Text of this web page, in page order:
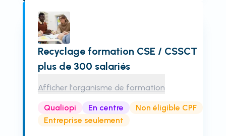
Recyclage formation CSE / CSSCT
plus de 300 salariés
Afficher l'organisme de formation
Qualiopi En centre
Non éligible CPF
Entreprise seulement